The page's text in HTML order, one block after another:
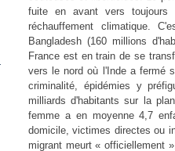
fuite en avant vers toujours
réchauffement climatique.
Bangladesh (160 millions
France est en train de se
vers le nord où l'Inde a fermé
criminalité, épidémies y
milliards d'habitants sur la
femme a en moyenne 4,7
domicile, victimes directes ou
migrant meurt « officiellement